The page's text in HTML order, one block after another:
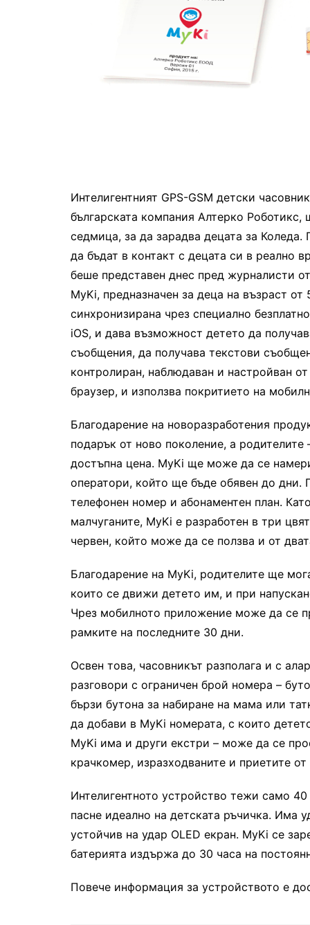
Интелигентният GPS-GSM детски
българската компания Алтерко
седмица, за да зарадва децата за
да бъдат в контакт с децата си в реално
беше представен днес пред журналисти
MyKi, предназначен за деца на възраст
синхронизирана чрез специално
iOS, и дава възможност детето да
съобщения, да получава текстови
контролиран, наблюдаван и настройван
браузер, и използва покритието на
Благодарение на новоразработения
подарък от ново поколение, а
достъпна цена. MyKi ще може да се
оператори, който ще бъде обявен до дни.
телефонен номер и абонаментен план.
малчуганите, MyKi е разработен в три
червен, който може да се ползва и от
Благодарение на MyKi, родителите ще
които се движи детето им, и при
Чрез мобилното приложение може да се
рамките на последните 30 дни.
Освен това, часовникът разполага и с
разговори с ограничен брой номера –
бързи бутона за набиране на мама или
да добави в MyKi номерата, с които
MyKi има и други екстри – може да се
крачкомер, изразходваните и приетите
Интелигентното устройство тежи само
пасне идеално на детската ръчичка. Има
устойчив на удар OLED екран. MyKi се
батерията издържа до 30 часа на
Повече информация за устройството е